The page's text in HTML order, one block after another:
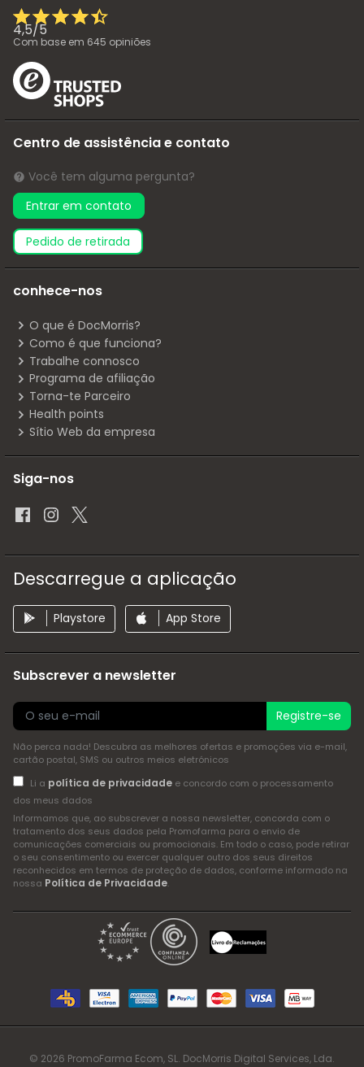
4,5/5
Com base em 645 opiniões
Centro de assistência e contato
Você tem alguma pergunta?
Entrar em contato
pedido de retirada
conhece-nos
O que é DocMorris?
Como é que funciona?
Trabalhe connosco
Programa de afiliação
Torna-te Parceiro
Health points
Sítio Web da empresa
Siga-nos
Descarregue a aplicação
Playstore App Store
Subscrever a newsletter
Registre-se
Não perca nada! Descubra as melhores ofertas e promoções via e-mail,
cartão postal, SMS ou outros meios eletrónicos
Li a política de privacidadee concordo com o processamento
dos meus dados
Informamos que, ao subscrever a nossa newsletter, concorda com o
tratamento dos seus dados pela Promofarma para o envio de
comunicações comerciais ou promocionais. Em todo o caso, pode retirar
o seu consentimento ou exercer qualquer outro dos seus direitos
reconhecidos em termos de proteção de dados, conforme informado na
nossa Política de Privacidade.
© 2026 PromoFarma Ecom, SL. DocMorris Digital Services, Lda.